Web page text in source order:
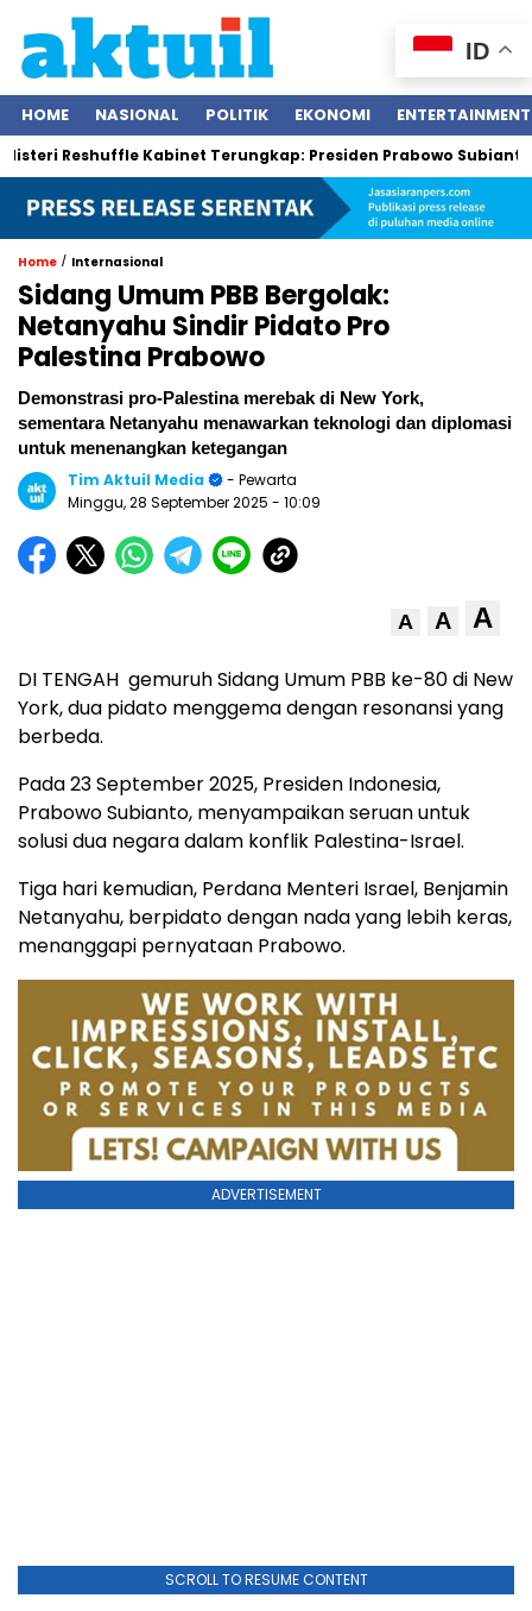
HOME NASIONAL POLITIK EKONOMI ENTERTAINMENT
Kabinet Terungkap: Presiden Prabowo Subianto
Home / Internasional
Sidang Umum PBB Bergolak:
Netanyahu Sindir Pidato Pro
Palestina Prabowo
Demonstrasi pro-Palestina merebak di New York,
sementara Netanyahu menawarkan teknologi dan diplomasi
untuk menenangkan ketegangan
Tim Aktuil Media
- Pewarta
Minggu, 28 September 2025 - 10:09
A A A
DI TENGAH gemuruh Sidang Umum PBB ke-80 di New
York, dua pidato menggema dengan resonansi yang
berbeda.
Pada 23 September 2025, Presiden Indonesia,
Prabowo Subianto, menyampaikan seruan untuk
solusi dua negara dalam konflik Palestina-Israel.
Tiga hari kemudian, Perdana Menteri Israel, Benjamin
Netanyahu, berpidato dengan nada yang lebih keras,
menanggapi pernyataan Prabowo.
ADVERTISEMENT
SCROLL TO RESUME CONTENT
ID